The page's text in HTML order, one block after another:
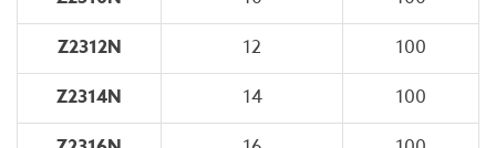
Z2312N
12
100
Z2314N
14
100